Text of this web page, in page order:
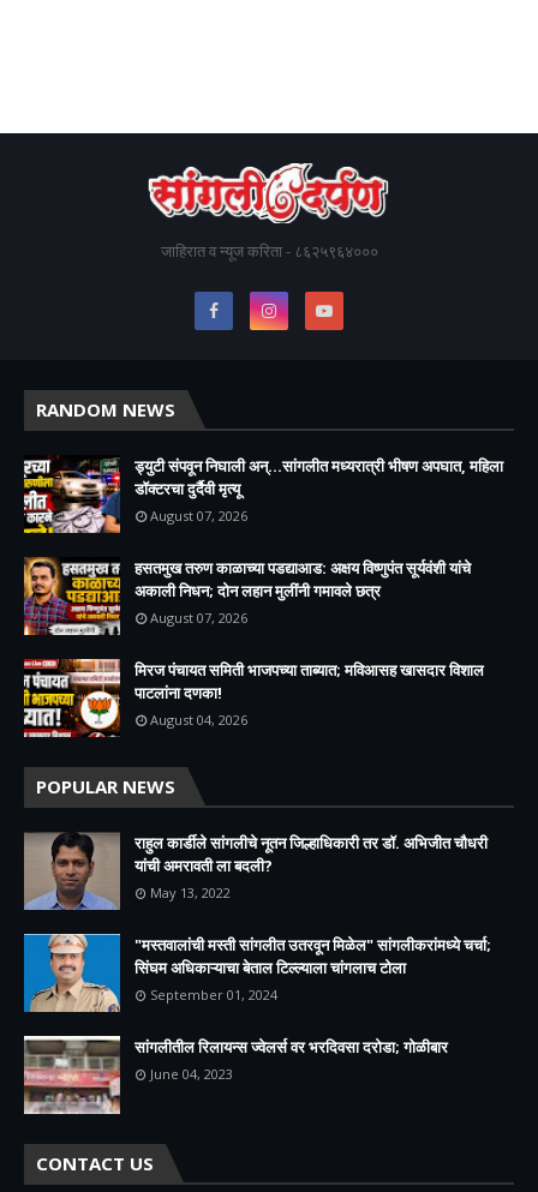
जाहिरात व न्यूज करिता - ८६२५९६४०००
RANDOM NEWS
ड्युटी संपवून निघाली अन्...सांगलीत मध्यरात्री भीषण अपघात, महिला
डॉक्टरचा दुर्दैवी मृत्यू
August 07, 2026
हसतमुख तरुण काळाच्या पडद्याआड: अक्षय विष्णुपंत सूर्यवंशी यांचे
अकाली निधन; दोन लहान मुलींनी गमावले छत्र
August 07, 2026
मिरज पंचायत समिती भाजपच्या ताब्यात; मविआसह खासदार विशाल
पाटलांना दणका!
August 04, 2026
POPULAR NEWS
राहुल कार्डीले सांगलीचे नूतन जिल्हाधिकारी तर डॉ. अभिजीत चौधरी
यांची अमरावती ला बदली?
May 13, 2022
"मस्तवालांची मस्ती सांगलीत उतरवून मिळेल" सांगलीकरांमध्ये चर्चा;
सिंघम अधिकाऱ्याचा बेताल टिल्ल्याला चांगलाच टोला
September 01, 2024
सांगलीतील रिलायन्स ज्वेलर्स वर भरदिवसा दरोडा; गोळीबार
June 04, 2023
CONTACT US